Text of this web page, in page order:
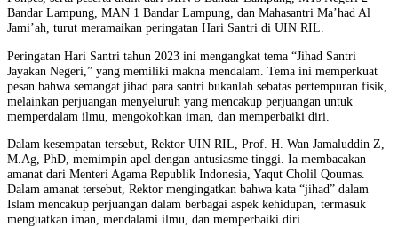
Bandar Lampung, MAN 1 Bandar Lampung, dan Mahasantri Ma’had Al
Jami’ah, turut meramaikan peringatan Hari Santri di UIN RIL.
Peringatan Hari Santri tahun 2023 ini mengangkat tema “Jihad Santri
Jayakan Negeri,” yang memiliki makna mendalam. Tema ini memperkuat
pesan bahwa semangat jihad para santri bukanlah sebatas pertempuran fisik,
melainkan perjuangan menyeluruh yang mencakup perjuangan untuk
memperdalam ilmu, mengokohkan iman, dan memperbaiki diri.
Dalam kesempatan tersebut, Rektor UIN RIL, Prof. H. Wan Jamaluddin Z,
M.Ag, PhD, memimpin apel dengan antusiasme tinggi. Ia membacakan
amanat dari Menteri Agama Republik Indonesia, Yaqut Cholil Qoumas.
Dalam amanat tersebut, Rektor mengingatkan bahwa kata “jihad” dalam
Islam mencakup perjuangan dalam berbagai aspek kehidupan, termasuk
menguatkan iman, mendalami ilmu, dan memperbaiki diri.